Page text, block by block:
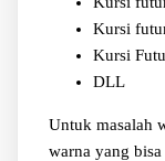
Kursi
Kursi
DLL
Untuk masalah
warna yang bisa